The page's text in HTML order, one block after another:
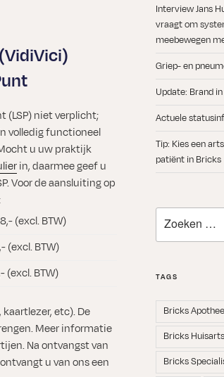
(LSP) niet verplicht;
volledig functioneel
u uw praktijk
in, daarmee geef u
Voor de aansluiting op
(excl. BTW)
(excl. BTW)
(excl. BTW)
etc). De
Meer informatie
Na ontvangst van
u van ons een
Interview Jans
vraagt om
meebewegen
Griep- en
Update: Brand
Actuele
Tip: Kies een
patiënt in Bricks
naar:
TAGS
Bricks
Bricks
Bricks